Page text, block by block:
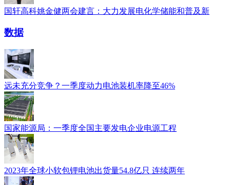
国轩高科姚金健两会建言：大力发展电化学储能和普及新
数据
远未充分竞争？一季度动力电池装机率降至46%
国家能源局：一季度全国主要发电企业电源工程
2023年全球小软包锂电池出货量54.8亿只 连续两年